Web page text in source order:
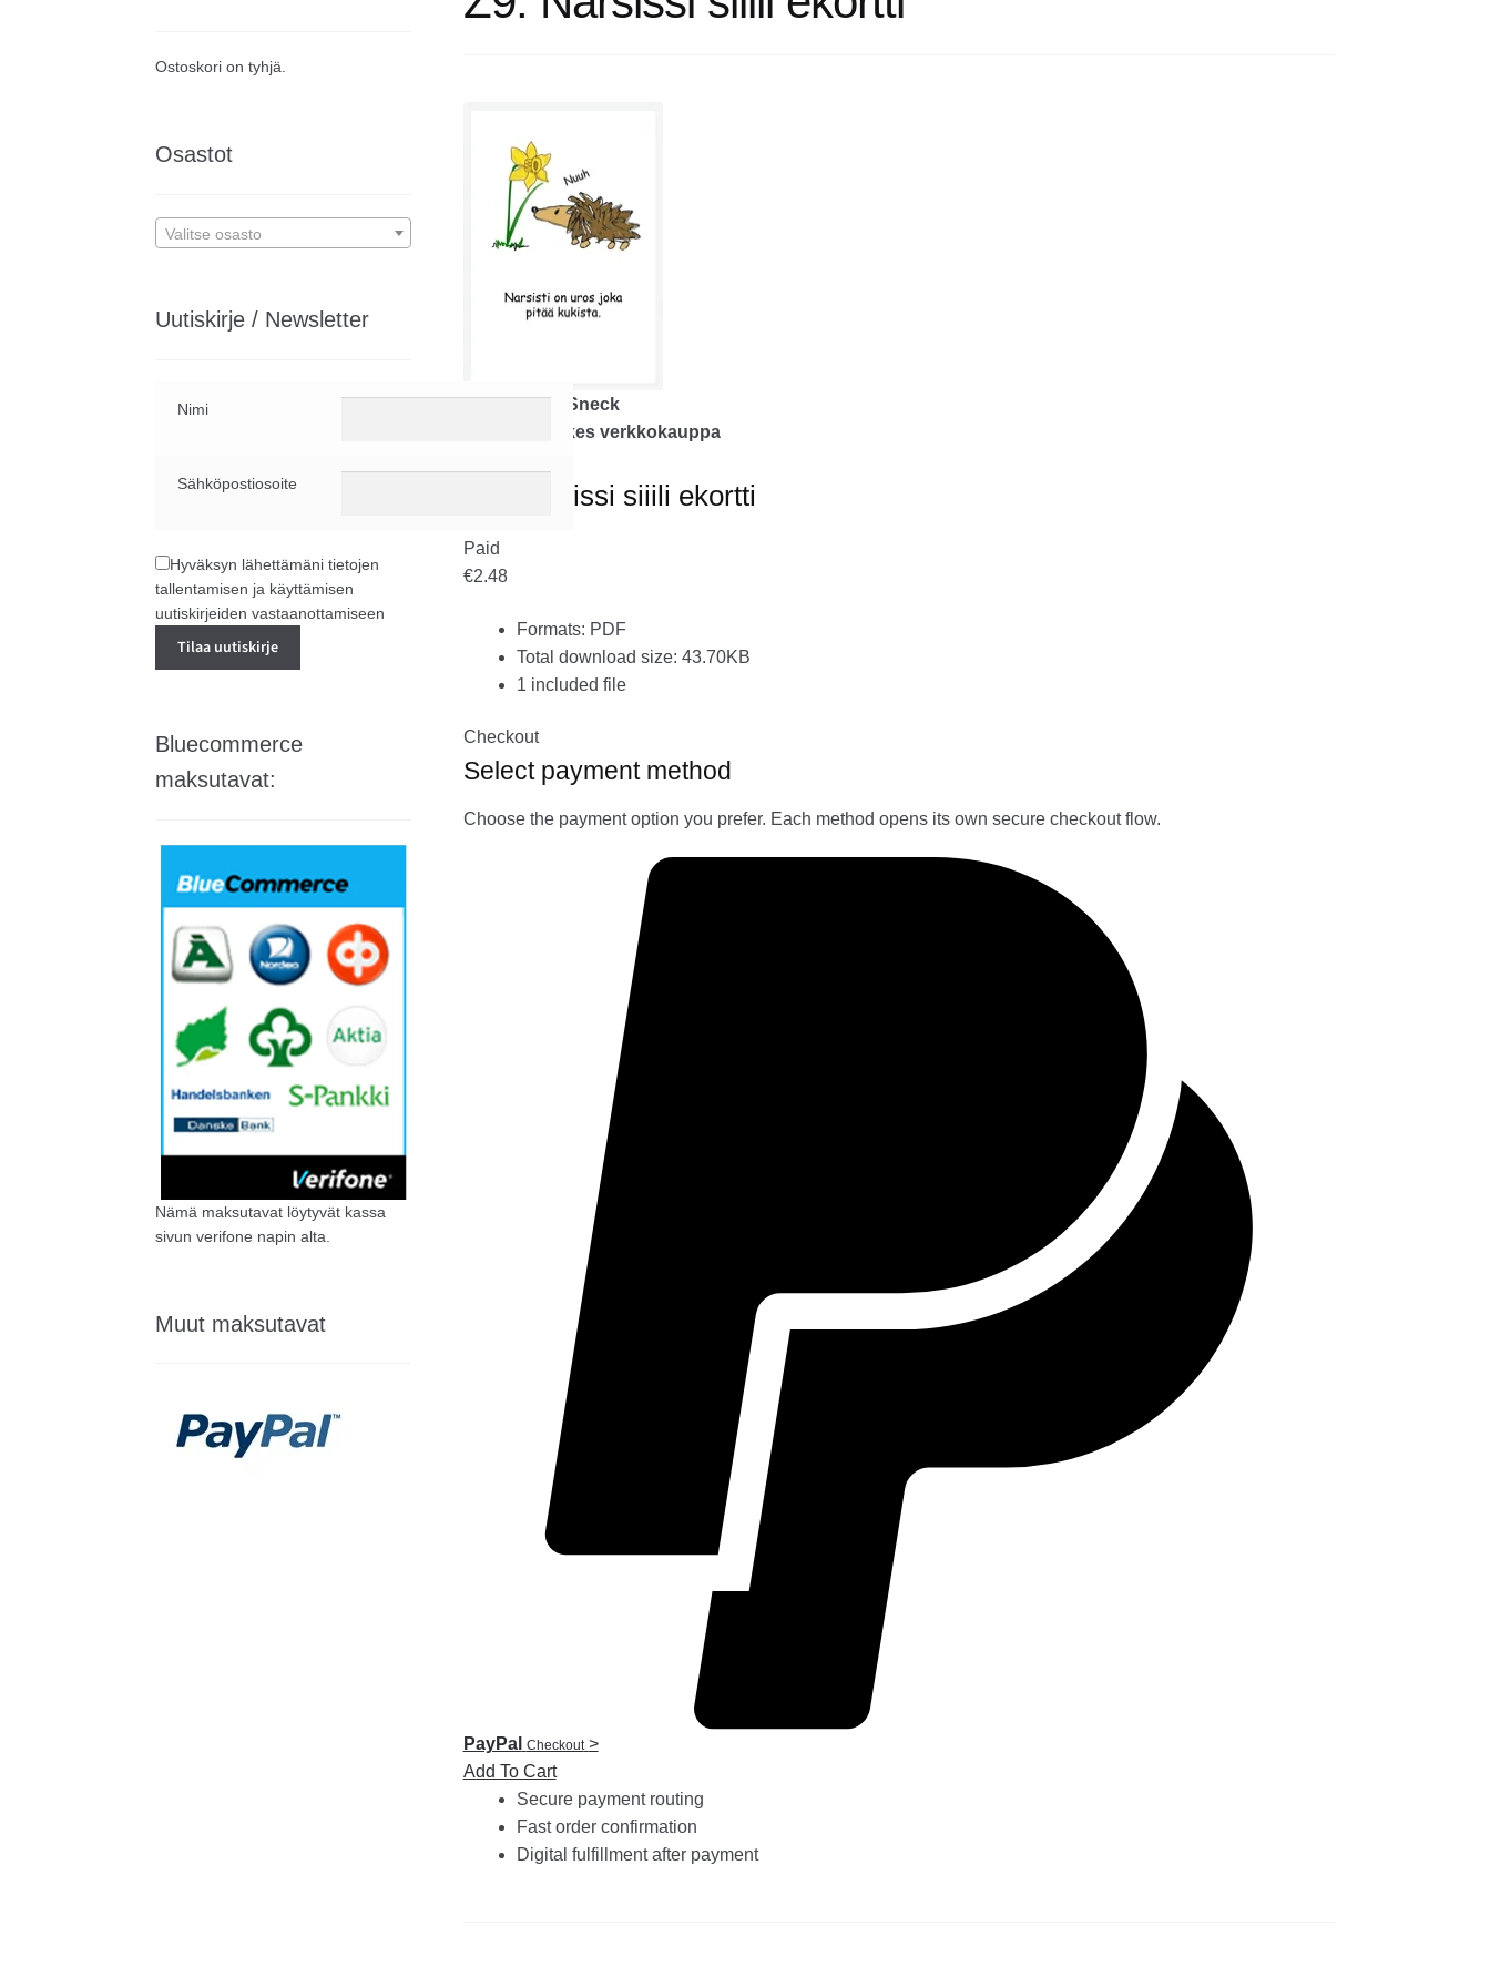
Author Rilke Sneck
Rilkes verkkokauppa
Z9. Narsissi siiili ekortti
Paid
€2.48
Formats: PDF
Total download size: 43.70KB
1 included file
Checkout
Select payment method
Choose the payment option you prefer. Each method opens its own secure checkout flow.
PayPal Checkout >
Add To Cart
Secure payment routing
Fast order confirmation
Digital fulfillment after payment
Ostoskori on tyhjä.
Osastot
Valitse osasto
Uutiskirje / Newsletter
Nimi
Sähköpostiosoite
Hyväksyn lähettämäni tietojen
tallentamisen ja käyttämisen
uutiskirjeiden vastaanottamiseen
Bluecommerce
maksutavat:
Nämä maksutavat löytyvät kassa
sivun verifone napin alta.
Muut maksutavat